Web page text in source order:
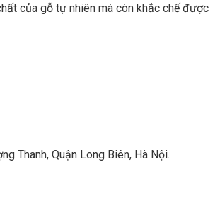
của gỗ tự nhiên mà còn khắc chế được
Thanh, Quận Long Biên, Hà Nội.